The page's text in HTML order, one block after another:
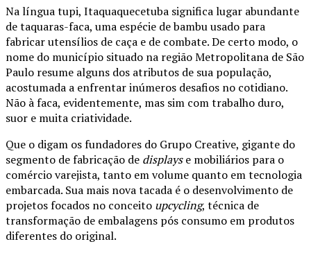
Na língua tupi, Itaquaquecetuba significa lugar abundante
de taquaras-faca, uma espécie de bambu usado para
fabricar utensílios de caça e de combate. De certo modo, o
nome do município situado na região Metropolitana de São
Paulo resume alguns dos atributos de sua população,
acostumada a enfrentar inúmeros desafios no cotidiano.
Não à faca, evidentemente, mas sim com trabalho duro,
suor e muita criatividade.
Que o digam os fundadores do Grupo Creative, gigante do
segmento de fabricação de displayse mobiliários para o
comércio varejista, tanto em volume quanto em tecnologia
embarcada. Sua mais nova tacada é o desenvolvimento de
projetos focados no conceito upcycling, técnica de
transformação de embalagens pós consumo em produtos
diferentes do original.